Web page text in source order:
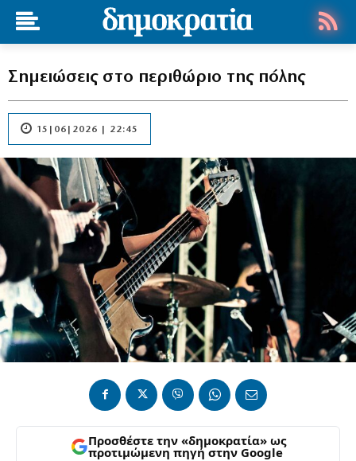
Σημειώσεις στο περιθώριο της πόλης
15|06|2026 | 22:45
Προσθέστε την «δημοκρατία» ως
προτιμώμενη πηγή στην Google